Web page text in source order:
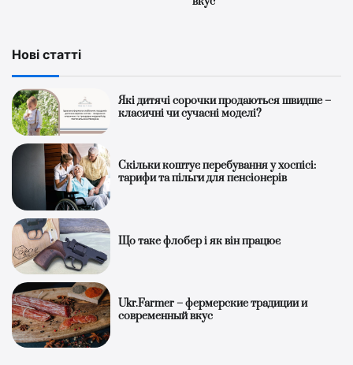
Нові статті
Які дитячі сорочки продаються швидше –
класичні чи сучасні моделі?
Скільки коштує перебування у хоспісі:
тарифи та пільги для пенсіонерів
Що таке флобер і як він працює
Ukr.Farmer – фермерские традиции и
современный вкус